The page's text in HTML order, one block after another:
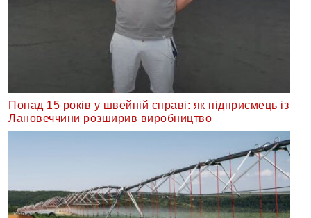
Понад 15 років у швейній справі: як підприємець із
Лановеччини розширив виробництво